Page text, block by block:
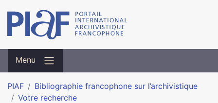
Menu
PIAF
Bibliographie francophone sur l’archivistique
Votre recherche